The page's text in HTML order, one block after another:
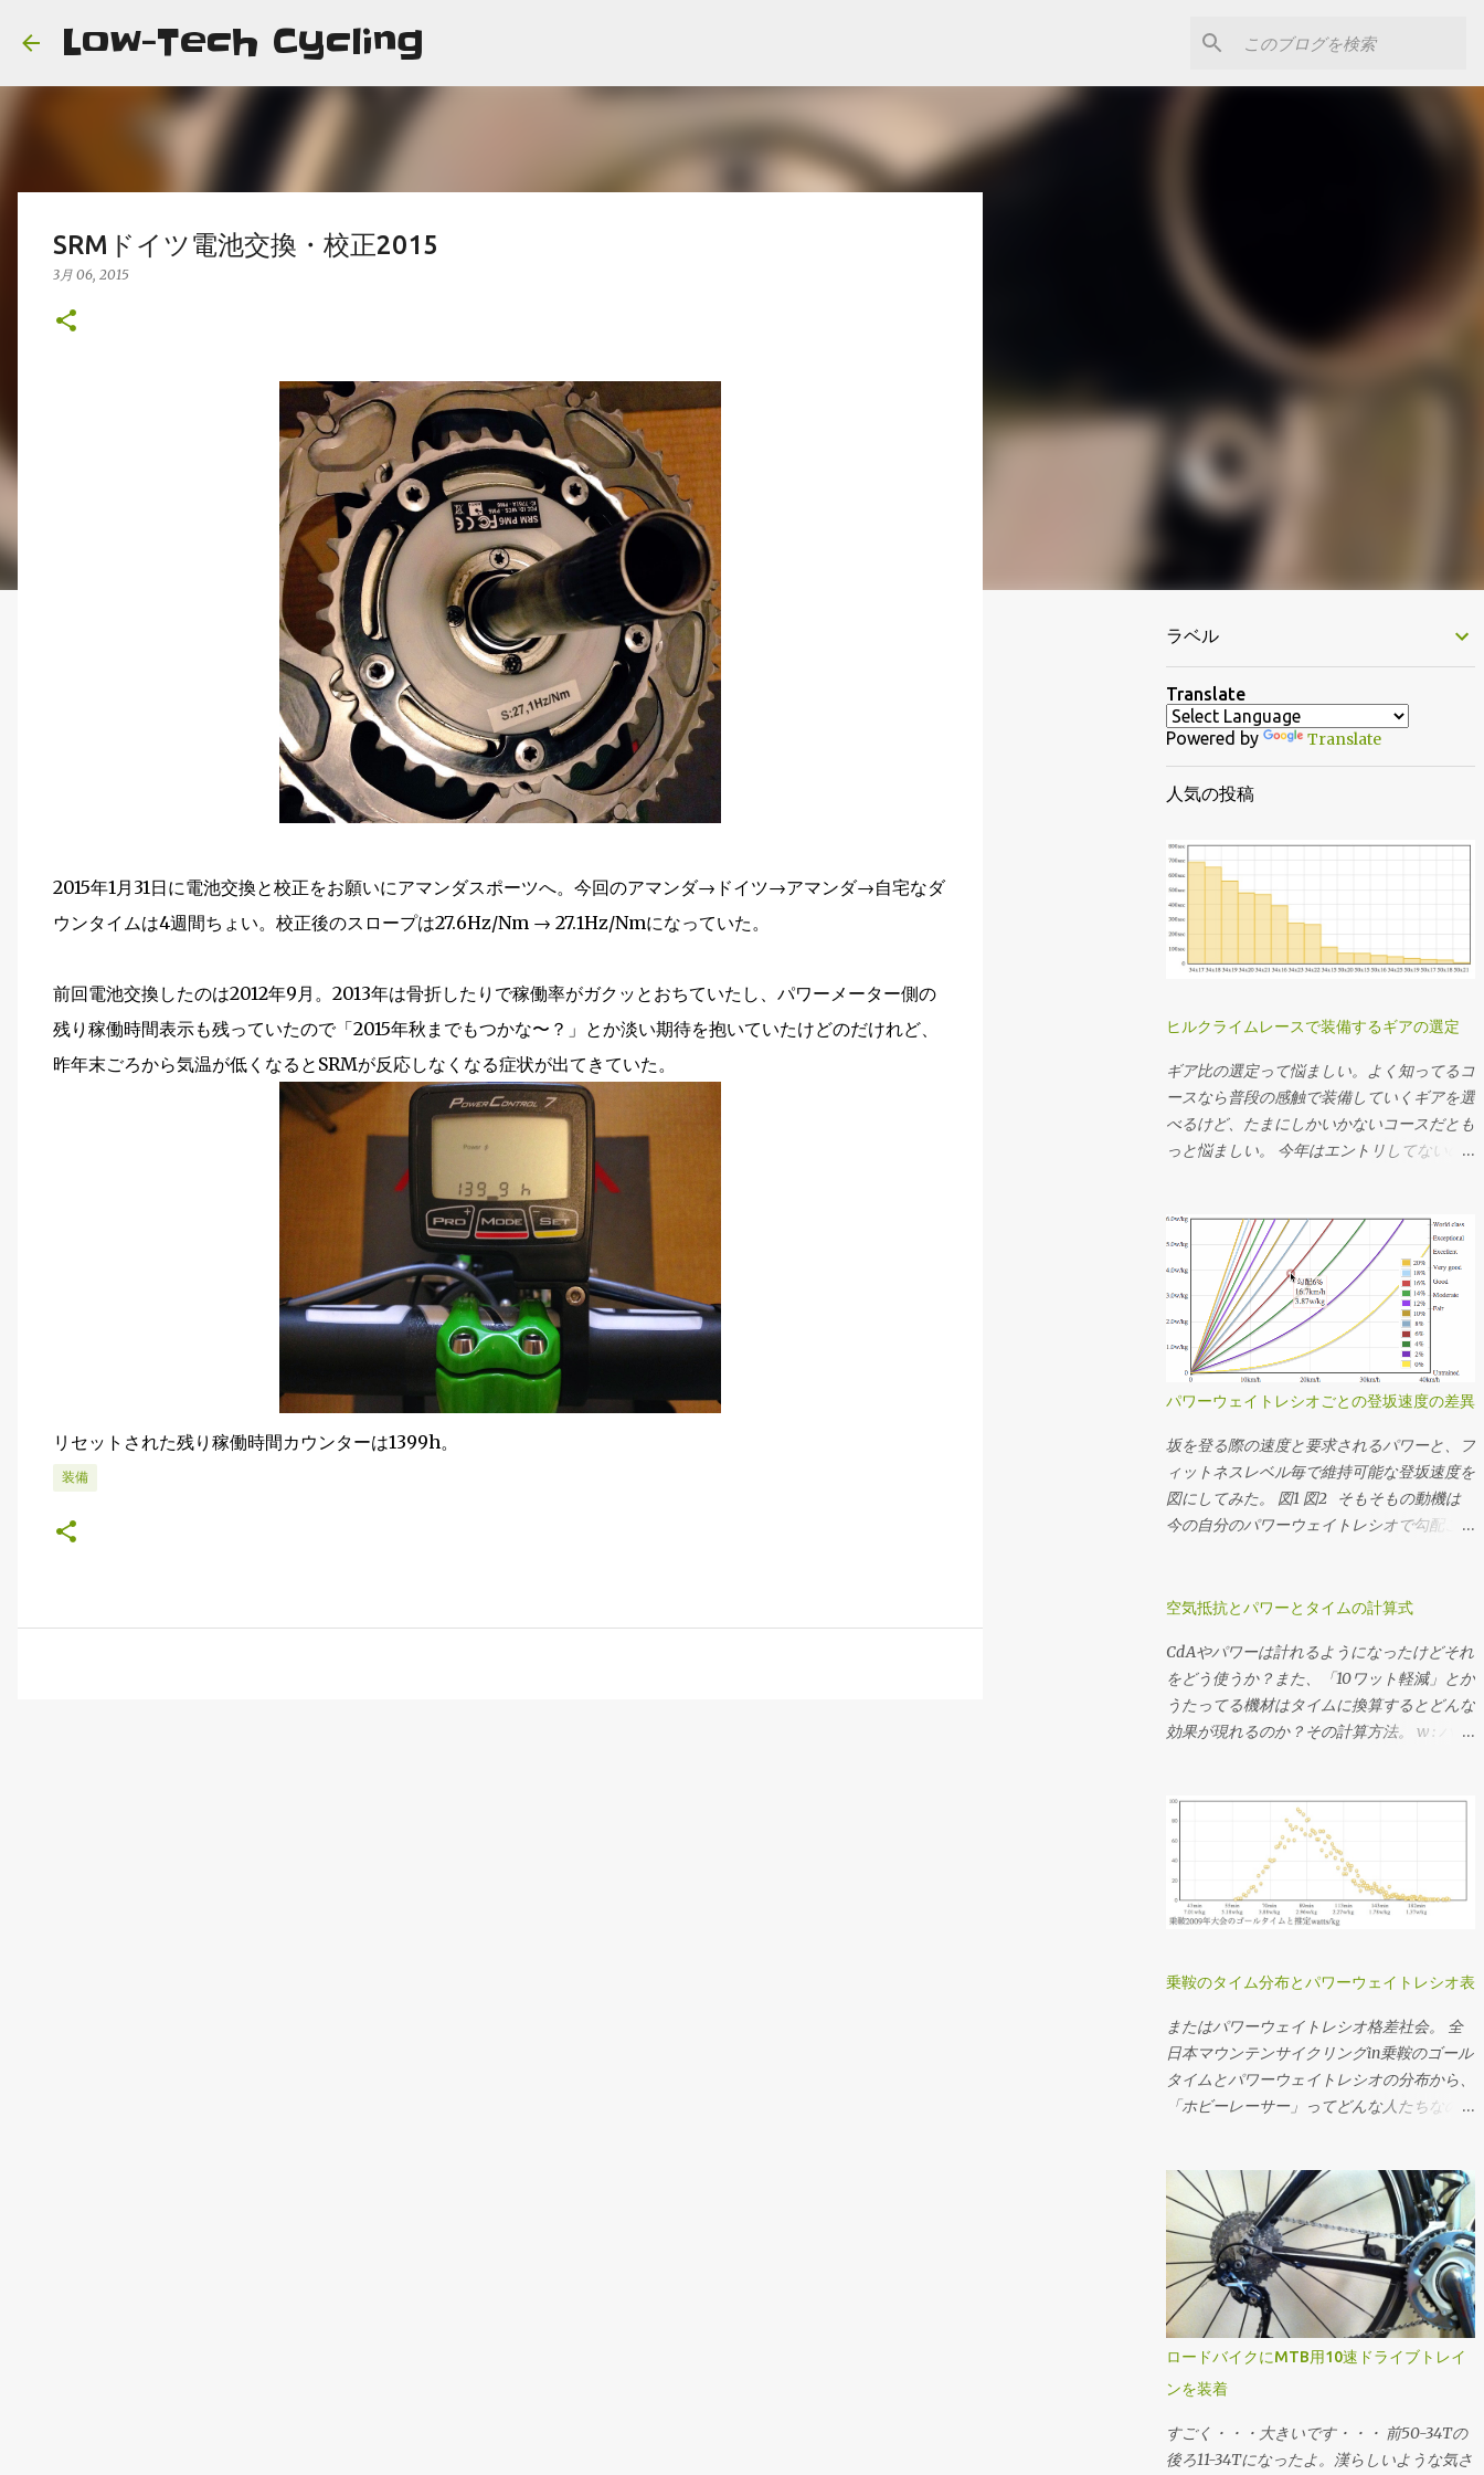
Low-Tech Cycling
SRMドイツ電池交換・校正2015
3月 06, 2015
2015年1月31日に電池交換と校正をお願いにアマンダスポーツへ。今回のアマンダ→ドイツ→アマンダ→自宅なダ
ウンタイムは4週間ちょい。校正後のスロープは27.6Hz/Nm → 27.1Hz/Nmになっていた。
前回電池交換したのは2012年9月。2013年は骨折したりで稼働率がガクッとおちていたし、パワーメーター側の
残り稼働時間表示も残っていたので「2015年秋までもつかな〜？」とか淡い期待を抱いていたけどのだけれど、
昨年末ごろから気温が低くなるとSRMが反応しなくなる症状が出てきていた。
リセットされた残り稼働時間カウンターは1399h。
装備
ラベル
Translate
Powered by Translate
人気の投稿
ヒルクライムレースで装備するギアの選定
ギア比の選定って悩ましい。よく知ってるコ
ースなら普段の感触で装備していくギアを選
べるけど、たまにしかいかないコースだとも
っと悩ましい。 今年はエントリしてないの
のログの速度とケイデンスから使用したギア
を推定してその分布を見たらこんな感じだっ
た。タイムは1時間13分24秒。 全体の平均
ケイデンスは83rpm。殆どの場面で34x17〜
22で回してたことになるか。記憶の範囲で
は丁度良い装備だったなという感想。結局
34x25Tは使ってなくて、最後の緩斜面は
37km/hぐらいまで速度が伸びたけど50x15T
を90rpm弱で回してちょうどギリギリだっ
たことになる。あー34x15T(2.266)が100秒ち
ょいあるけど、うちのインナートップは激し
くチェーンリングに当たってうっとおしいの
ーまたは想定タイムを仮決めする 脳内サイ
移を調べる シミュレーションした速度の分
布を元に使用するギア比を決定する ってか
んじで決めてます。勾配のデータがない場合
はルートラボやGarmin Connectその他諸々
す。脳内サイクリングは裏でJSON形式のデ
ータを返すAPIを使ってるので、それを直指
定してヒストグラム書いてる。 3番目の速度
の分布から、 最小値(いちばん遅くなる急勾
配の速度) 最大値(いちばん速くなる緩斜面
多くなる速度) を見たうえで、普段山を登る
速度に当てはめたうえで、手持ちのスプロケ
ットで合致するものを選定する流れです。
速度分布の最小値と最大値に収まって、でき
るだけクロスレシオになるように...ってかん
と鳥海山の1stステージ個人TTみたく絶対チ
ェーン落ちさせたくない場合はフロント50T
のままで収まるようなギアを選んだり。 ギ
ア比とケイデンスから速度を求める場...
パワーウェイトレシオごとの登坂速度の差異
坂を登る際の速度と要求されるパワーと、フ
ィットネスレベル毎で維持可能な登坂速度を
図にしてみた。 図1 図2 そもそもの動機は
今の自分のパワーウェイトレシオで勾配ごと
ので先行してポスト。 ここでいう「フィッ
シオ」から分類したもので、レベル分けの元
ネタはAndrew Cogganの Power Profiling
Spreadsheet v 4.0 。 それぞれライダーが
52kg、バイクが8kg、ウェアやシューズなど
示していますが、グラフ自体はJavaScriptで
書いていてインタラクティブに値を見ること
ができますし、必要に応じて下記のソースコ
ードを弄ってみることもできますです。 各
勾配での速度と動力/体重比 各フィットネス
シオはライダーの体重から、速度やパワーは
の体重がもっと大きいと機材重量の影響が小
さくなり、ライダーのパワーウェイトレシオ
が同じでも少し速く走れるようになります。
逆に言うと機材の軽量化はライダーの体重が
空気抵抗とパワーとタイムの計算式
CdAやパワーは計れるようになったけどそれ
をどう使うか？また、「10ワット軽減」とか
うたってる機材はタイムに換算するとどんな
効果が現れるのか？その計算方法。 w : パワ
係数 m : 質量[kg] g : 重力加速度[m/s^2] 1.
CdAと速度からパワーを求める式 w = 0.5・
CdA・p・v^3 + Crr・m・g・v 2. 速度とパ
ワーからCdAを求める式(1を変形) CdA = (w
- Crr・m・g・v) / (0.5・p・v^3) 3. CdAとパ
の解の公式でゴニョる) a = 0.5 ・p ・CdA c
= m ・g ・Crr d = w ・-1 v = 1 / (6・a)・
((4・(-27・a^2・d + 3・a・√(3・(27・a^2・
d^2 + 4・a・c^3))))^(1/3) + |(4・(-27・a^2・
d - 3・a・√(3・(27・a^2・d^2 + 4・a・
c^3))))|^(1/3) ・-1) それぞれこの3つの式で計
m=65kg、g=9.81m/s^2の状況において、
CdA=0.215で速度11.11m/s(40km/h)で走る必
要なパワーは1の式で w = 0.5・0.215・
1.226・11.11^3 + 0.004・65・9.81・11.11 w =
209.07 同様に速度11.11m/s(40km/h)で
209.07Wで走行時のCdAは2の式で CdA =
(209.07 - 0.004・65・9.81・11.11)/(0.5・
1.226・11.11^3) CdA = 0.2149 CdA=0.215で
209.07Wで走った終端速度は3の式で (省略)
v = 11.1099 という感じに求められる。 同様
の速度で"10ワットセーブする"というフレー
乗鞍のタイム分布とパワーウェイトレシオ表
またはパワーウェイトレシオ格差社会。 全
日本マウンテンサイクリングin乗鞍のゴール
タイムとパワーウェイトレシオの分布から、
「ホビーレーサー」ってどんな人たちなのか
タイムの分布。横軸がタイムで縦軸が度数
(人数)ですが、横軸についてはlog(x[sec])で
対数変換 してるのでスケールに注意。 乗鞍
2009年大会ゴールタイムの分布 最頻値は
8.58316757(89分)で、標準偏差は
0.23828524。グラフの横軸では最頻値89分
を中心に標準偏差±1〜3でタイムと、タイム
から推定したパワーウェイトレシオをマーキ
ングしてます。パワーウェイトレシオについ
ては 体重: 61[kg] バイク: 7.5[kg] 装備: 2[kg]
総重量: 70.5[kg] 転がり抵抗係数: 0.0045 空
ロードバイクにMTB用10速ドライブトレイ
ンを装着
すごく・・・大きいです・・・ 前50-34Tの
後ろ11-34Tになったよ。漢らしいような気さ